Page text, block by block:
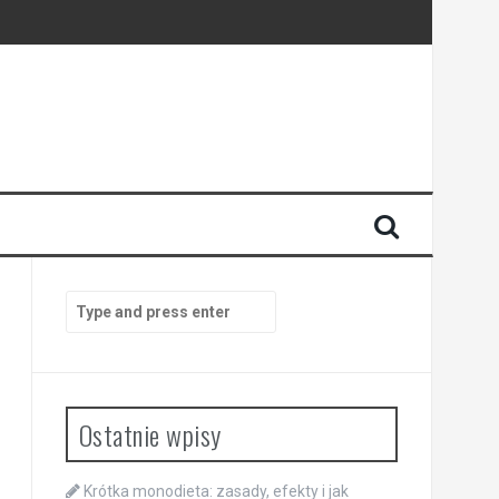
for:
Ostatnie wpisy
Krótka monodieta: zasady, efekty i jak